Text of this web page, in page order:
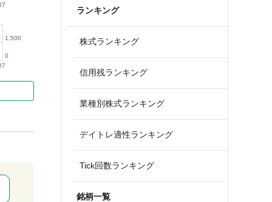
0
1,500
ランキング
株式ランキング
信用残ランキング
業種別株式ランキング
デイトレ適性ランキング
Tick回数ランキング
銘柄一覧